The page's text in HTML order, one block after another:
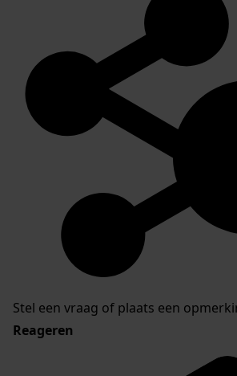
Stel een vraag of plaats een
Reageren